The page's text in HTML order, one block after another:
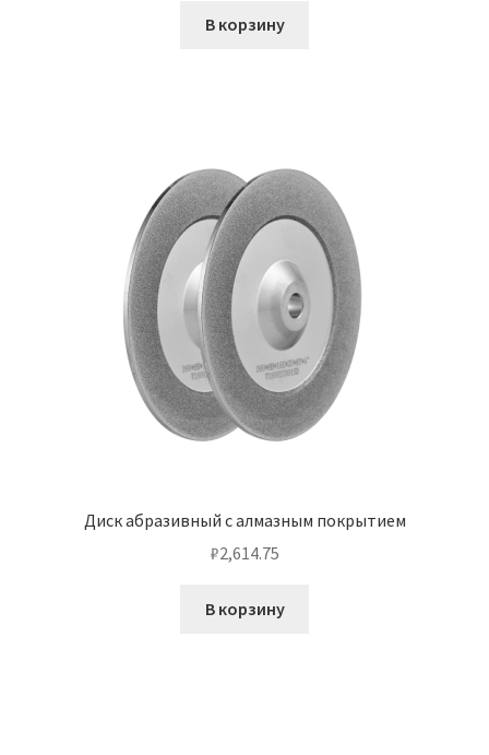
В корзину
Диск абразивный с алмазным покрытием
₽2,614.75
В корзину